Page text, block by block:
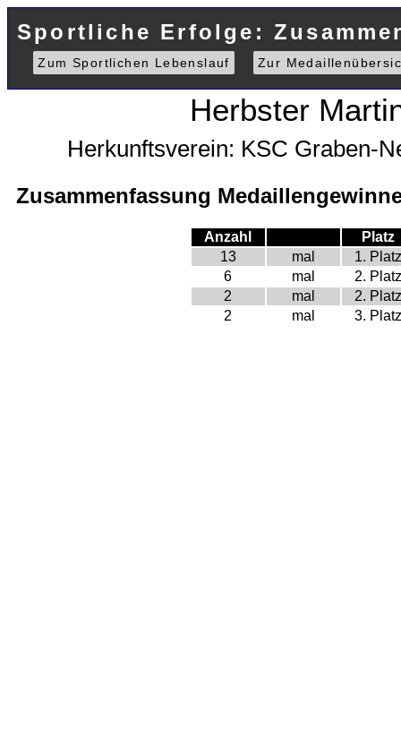
Sportliche Erfolge:
Zum Sportlichen Lebenslauf Zur
Herbster
Herkunftsverein: KSC Graben-
Zusammenfassung
Anzahl
Platz
13
mal
1.
6
mal
2.
2
mal
2.
2
mal 3.